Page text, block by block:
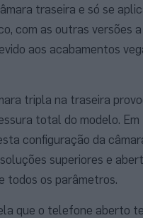
traseira e só se
com as outras versões
aos acabamentos
tripla na traseira
total do modelo. Em
configuração da
superiores e
todos os parâmetros.
que o telefone aberto